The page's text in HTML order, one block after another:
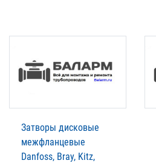
Затворы дисковые
межфланцевые
Danfoss, Bray, Kitz,